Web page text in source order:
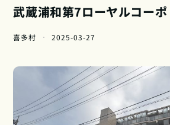
武蔵浦和第7ローヤルコーポ
喜多村 2025-03-27